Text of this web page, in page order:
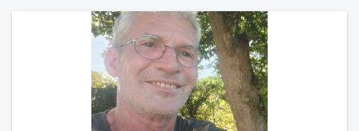
temps de discuter… et laissons l’avenir nous guider